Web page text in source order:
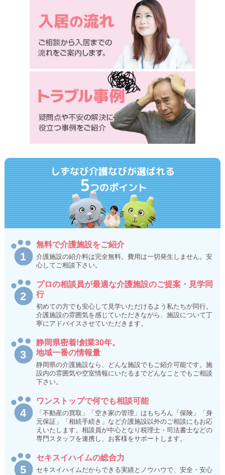
しずなび介護なびが選ばれる
5つのポイント
無料で介護施設をご紹介
介護施設の紹介料は完全無料。費用は一切発生しません。安
心してご相談下さい。
プロの相談員が最適な介護施設のご提案・見学同
行
初めての方でも安心して見学いただけるよう私たちが同行。
介護施設の雰囲気を感じていただきながら、施設について丁
寧にアドバイスさせていただきます。
静岡県密着!創業30年。
地域一番の情報量
静岡県の介護施設なら、どんな施設でもご紹介可能です。施
設内の雰囲気や空室情報にいたるまでどんなことでもご相談
下さい。
ワンストップで何でも相談可能
「不動産の買取」「空き家の管理」はもちろん「保険」「身
元保証」「相続手続き」など介護施設以外のご相談にもお応
えいたします。相談員が中心となり税理士・司法書士などの
専門スタッフを連携し、お客様をサポートします。
セキスイハイムの総合力
セキスイハイムだからできる実績とノウハウで、安全・安心